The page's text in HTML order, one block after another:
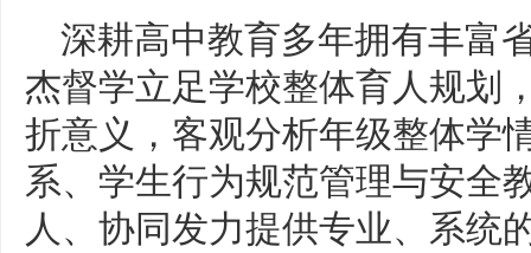
深耕高中教育多年拥有丰富
杰督学立足学校整体育人规划
折意义，客观分析年级整体学
系、学生行为规范管理与安全
人、协同发力提供专业、系统